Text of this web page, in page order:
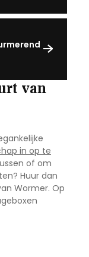
van
in op te
of om
Huur dan
Wormer. Op